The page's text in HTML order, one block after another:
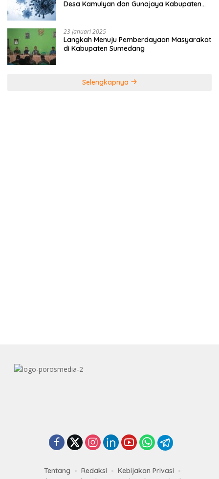
Desa Kamulyan dan Gunajaya Kabupaten
23 Januari 2025
Langkah Menuju Pemberdayaan Masyarakat
di Kabupaten Sumedang
Selengkapnya
Tentang Redaksi
Kebijakan Privasi